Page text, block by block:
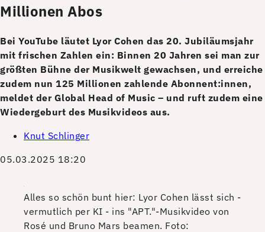
Millionen Abos
Bei YouTube läutet Lyor Cohen das 20. Jubiläumsjahr
mit frischen Zahlen ein: Binnen 20 Jahren sei man zur
größten Bühne der Musikwelt gewachsen, und erreiche
zudem nun 125 Millionen zahlende Abonnent:innen,
meldet der Global Head of Music – und ruft zudem eine
Wiedergeburt des Musikvideos aus.
Knut Schlinger
05.03.2025 18:20
Alles so schön bunt hier: Lyor Cohen lässt sich -
vermutlich per KI - ins "APT."-Musikvideo von
Rosé und Bruno Mars beamen. Foto: